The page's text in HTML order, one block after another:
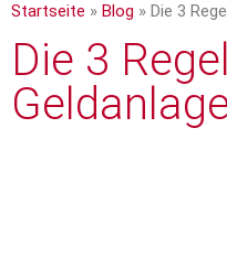
Startseite » Blog » Die 3
Die 3